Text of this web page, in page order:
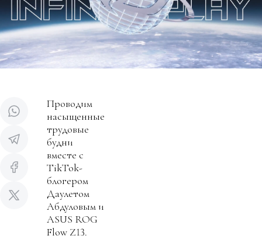
Проводим
насыщенные
трудовые
будни
вместе с
TikTok-
блогером
Даулетом
Абдуловым и
ASUS ROG
Flow Z13.